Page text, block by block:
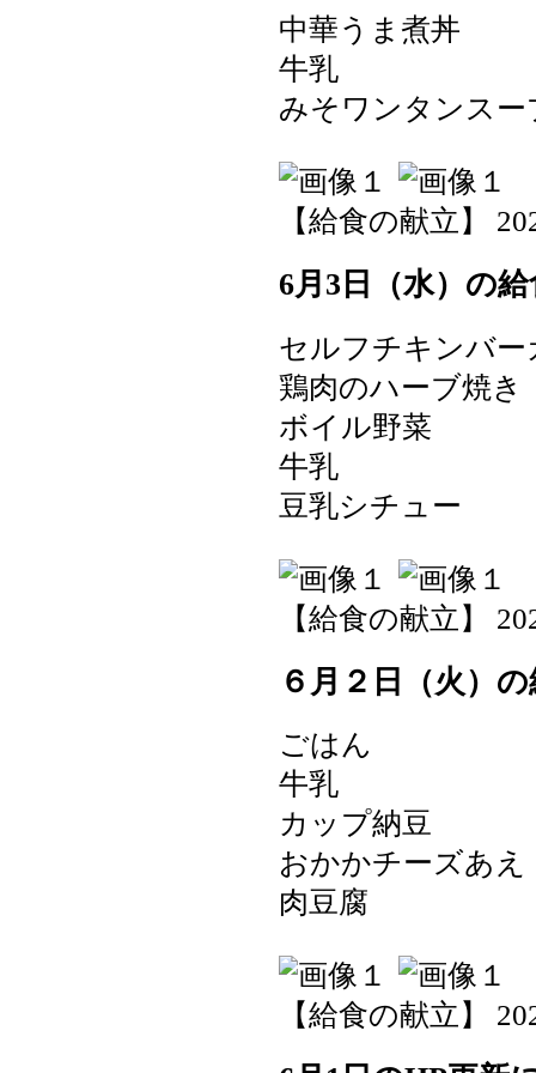
中華うま煮丼
牛乳
みそワンタンスー
【給食の献立】
6月3日（水）の給
セルフチキンバ
鶏肉のハーブ焼き
ボイル野菜
牛乳
豆乳シチュー
【給食の献立】
６月２日（火）
ごはん
牛乳
カップ納豆
おかかチーズあ
肉豆腐
【給食の献立】